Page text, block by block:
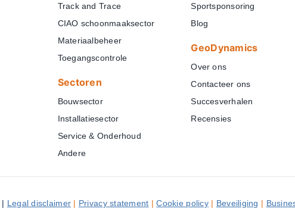
Track and Trace
CIAO schoonmaaksector
Materiaalbeheer
Toegangscontrole
Sectoren
Bouwsector
Installatiesector
Service & Onderhoud
Andere
Sportsponsoring
Blog
GeoDynamics
Over ons
Contacteer ons
Succesverhalen
Recensies
| Legal disclaimer | Privacy statement | Cookie policy | Beveiliging |